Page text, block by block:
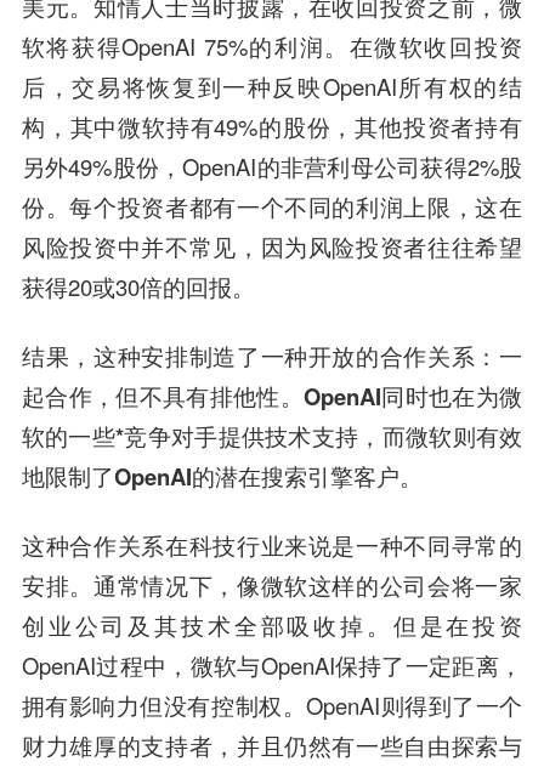
软将获得OpenAI 75%的利润。在微软收回投资
后，交易将恢复到一种反映OpenAI所有权的结
构，其中微软持有49%的股份，其他投资者持有
另外49%股份，OpenAI的非营利母公司获得2%股
份。每个投资者都有一个不同的利润上限，这在
风险投资中并不常见，因为风险投资者往往希望
获得20或30倍的回报。
结果，这种安排制造了一种开放的合作关系：一
起合作，但不具有排他性。OpenAI同时也在为微
软的一些*竞争对手提供技术支持，而微软则有效
地限制了OpenAI的潜在搜索引擎客户。
这种合作关系在科技行业来说是一种不同寻常的
安排。通常情况下，像微软这样的公司会将一家
创业公司及其技术全部吸收掉。但是在投资
OpenAI过程中，微软与OpenAI保持了一定距离，
拥有影响力但没有控制权。OpenAI则得到了一个
财力雄厚的支持者，并且仍然有一些自由探索与